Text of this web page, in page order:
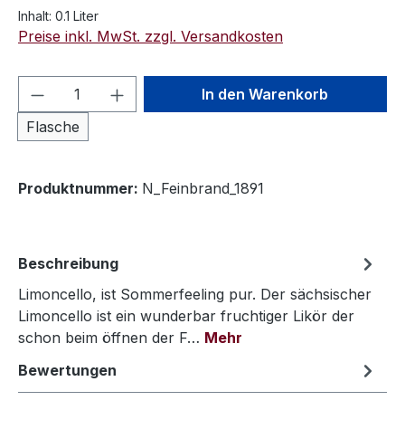
Inhalt: 0.1 Liter
Preise inkl. MwSt. zzgl. Versandkosten
Produkt Anzahl: Gib den
Flasche
In den Warenkorb
Produktnummer: N_Feinbrand_1891
Beschreibung
Limoncello, ist Sommerfeeling pur. Der sächsischer
Limoncello ist ein wunderbar fruchtiger Likör der
schon beim öffnen der F… Mehr
Bewertungen